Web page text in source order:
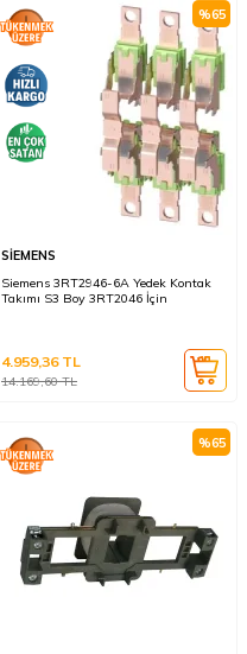
%65
SİEMENS
Siemens 3RT2946-6A Yedek Kontak
Takımı S3 Boy 3RT2046 İçin
14.169,60TL
4.959,36TL
%65